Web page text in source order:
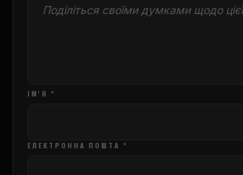
ІМ'Я *
ЕЛЕКТРОННА ПОШТА *